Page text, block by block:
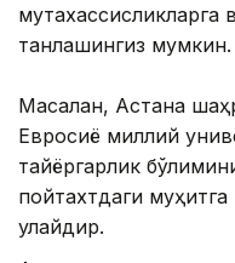
мутахассисликларга
танлашингиз мумкин.
Масалан, Астана
Евросиё миллий
тайёргарлик
пойтахтдаги
қулайдир.